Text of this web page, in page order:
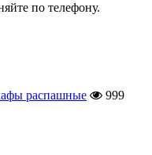
по телефону.
распашные
999